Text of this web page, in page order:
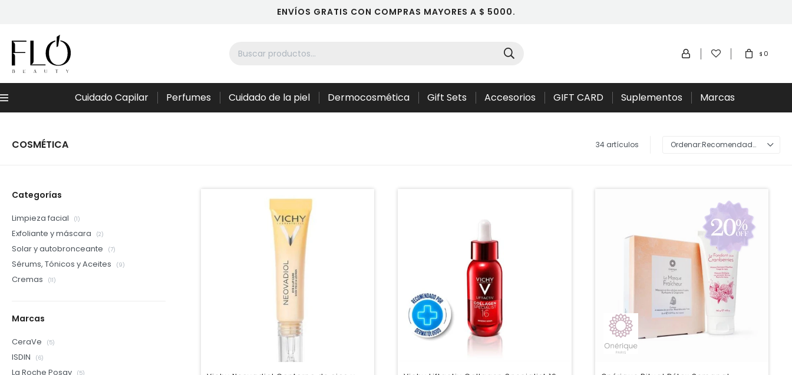
ENVÍOS GRATIS CON COMPRAS MAYORES A $ 5000.
Menú Cuidado Capilar Perfumes Cuidado de la piel Dermocosmética Gift Sets Accesorios GIFT CARD Suplementos Marcas
$ 0
COSMÉTICA 34 artículos Recomendados
Categorías
Limpieza facial (1)
Exfoliante y máscara (2)
Solar y autobronceante (7)
Sérums, Tónicos y Aceites (9)
Cremas (11)
Marcas
CeraVe (5)
ISDIN (6)
La Roche Posay (5)